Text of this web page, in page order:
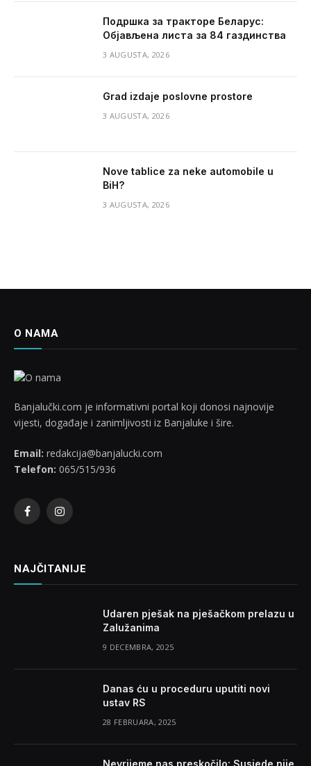
Подршка за тракторе Беларус:
Објављена листа за 84 газдинства
3 AUGUSTA, 2026
Grad izdaje poslovne prostore
3 AUGUSTA, 2026
Nove tablice za neke automobile u
BiH?
3 AUGUSTA, 2026
O NAMA
Banjalučki.com je informativni portal koji donosi najnovije
vijesti, događaje i zanimljivosti iz Banjaluke i šire.
Email: redakcija@banjalucki.com
Telefon: 065/515/936
FacebookInstagram
NAJČITANIJE
Udaren pješak na pješačkom prelazu u
Zalužanima
9 DECEMBRA, 2025
Danas ću u proceduru uputiti novi
ustav RS
28 FEBRUARA, 2025
Nevrijeme nas preskočilo: Susjede nije